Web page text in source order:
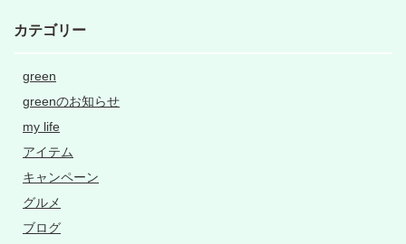
カテゴリー
green
greenのお知らせ
my life
アイテム
キャンペーン
グルメ
ブログ